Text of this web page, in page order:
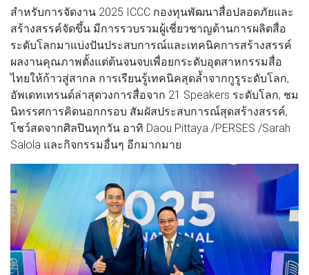
สำหรับการจัดงาน 2025 ICCC กองทุนพัฒนาสื่อปลอดภัยและ
สร้างสรรค์จัดขึ้น มีการรวบรวมผู้เชี่ยวชาญด้านการผลิตสื่อ
ระดับโลกมาแบ่งปันประสบการณ์และเทคนิคการสร้างสรรค์
ผลงานคุณภาพตั้งแต่ต้นจนจบเพื่อยกระดับอุตสาหกรรมสื่อ
ไทยให้ก้าวสู่สากล การเรียนรู้เทคนิคสุดล้ำจากกูรูระดับโลก,
อัพเดทเทรนด์ล่าสุดวงการสื่อจาก 21 Speakers ระดับโลก, ชม
นิทรรศการคิดนอกกรอบ สัมผัสประสบการณ์สุดสร้างสรรค์,
โชว์สดจากศิลปินทุกวัน อาทิ Daou Pittaya /PERSES /Sarah
Salola และกิจกรรมอื่นๆ อีกมากมาย